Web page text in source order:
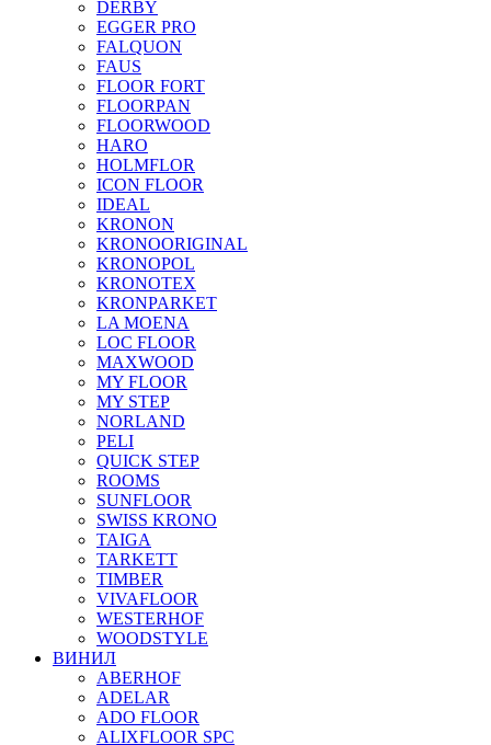
DERBY
EGGER PRO
FALQUON
FAUS
FLOOR FORT
FLOORPAN
FLOORWOOD
HARO
HOLMFLOR
ICON FLOOR
IDEAL
KRONON
KRONOORIGINAL
KRONOPOL
KRONOTEX
KRONPARKET
LA MOENA
LOC FLOOR
MAXWOOD
MY FLOOR
MY STEP
NORLAND
PELI
QUICK STEP
ROOMS
SUNFLOOR
SWISS KRONO
TAIGA
TARKETT
TIMBER
VIVAFLOOR
WESTERHOF
WOODSTYLE
ВИНИЛ
ABERHOF
ADELAR
ADO FLOOR
ALIXFLOOR SPC